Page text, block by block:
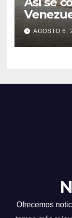
viernes
AGOSTO 6,
Ofrecemos